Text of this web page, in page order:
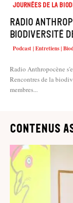
Journées de la
Radio
biodiversité
Podcast | Entretiens |
Radio Anthropocène
Rencontres de la
membres...
contenus